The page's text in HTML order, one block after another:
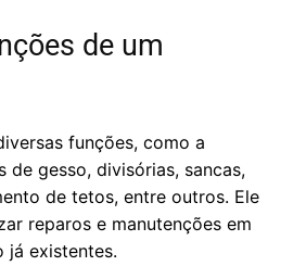
de um
funções, como a
de gesso, divisórias, sancas,
de tetos, entre outros. Ele
reparos e manutenções em
já existentes.